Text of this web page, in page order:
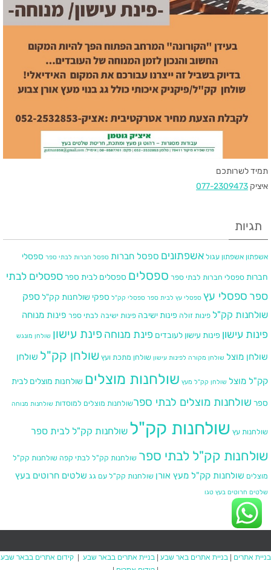
תמיד לשרותכם
איציק 077-2309473
תגיות
אשפתון אשפתון עגול אשפתונים ספסל חברות ספסל חברות לבתי ספר ספסלי
חברות ספסלי חברות לבתי ספר ספסלים ספסלים לבית ספרספסלים לבתי
ספר ספסלי עץ ספסלי עץ לבית ספר ספסלי קק"ל ספקי שולחנות קק"לספק
שולחנות קק"ל פינות זולה פינות ישיבה פינות ישיבה לבתי ספר פינות מנוחה
פינות עישון פינות עישון לעובדים פינת מנוחה פינת עישון שולחן מונגש
שולחן מוצל שולחן מקורה לפינות עישון שולחן מתכת ועץ שולחן קק"ל שולחן
קק"ל מוצל שולחן קק"ל מעץ שולחנות מוצלים שולחנות מוצלים לבית
ספר שולחנות מוצלים לבתי ספר​שולחנות מוצלים למוסדות שולחנות מנוחה
שולחנות עץ שולחנות קק"ל שולחנות קק"ל לבית ספר
שולחנות קק"ל לבתי ספר שולחנות קק"ל לבתי קפה שולחנות קק"ל
מוצלים שולחנות קק"ל מעץ אורן שולחנות קק"ל עם גג שלטים חרוטים בעץ
שלטים חרוטים בעץ טגו
בניית אתרים |בניית אתרים באר שבע |בניית אתרים בבאר שבע |קידום אתרים בבאר שבע